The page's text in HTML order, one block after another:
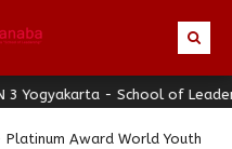
Yogyakarta - School of
Platinum Award World Youth